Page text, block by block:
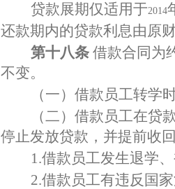
贷款展期仅适用于2014
还款期内的贷款利息由原
第十八条借款合同为
不变。
（一）借款员工转学
（二）借款员工在
停止发放贷款，并提前收
1.借款员工发生退学
2.借款员工有违反国